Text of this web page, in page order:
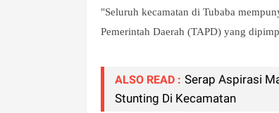
"Seluruh kecamatan di Tubaba
Pemerintah Daerah (TAPD) yang
ALSO READ : Serap Aspirasi
Stunting Di Kecamatan